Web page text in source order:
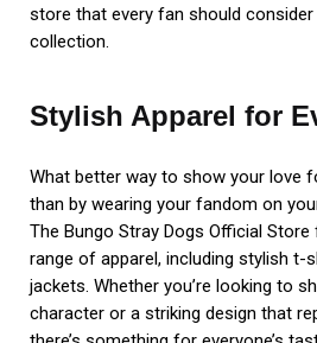
store that every fan should
collection.
Stylish Apparel for
What better way to show your love
than by wearing your fandom on
The Bungo Stray Dogs Official
range of apparel, including stylish t-
jackets. Whether you’re looking to
character or a striking design that